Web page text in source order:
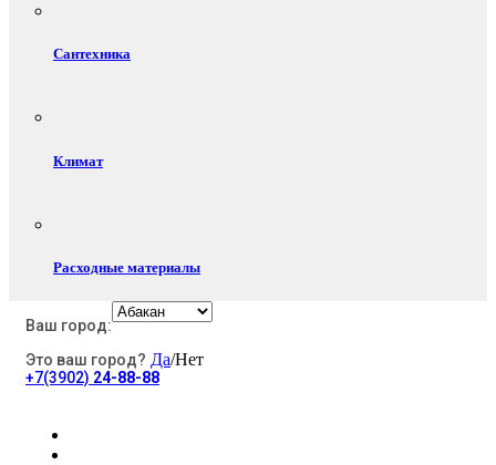
Сантехника
Климат
Расходные материалы
Электротовары
Ваш город:
Это ваш город? Да/Нет
+7(3902) 24-88-88